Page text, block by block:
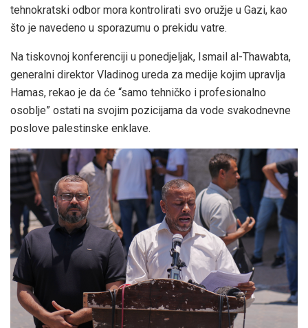
tehnokratski odbor mora kontrolirati svo oružje u Gazi, kao
što je navedeno u sporazumu o prekidu vatre.
Na tiskovnoj konferenciji u ponedjeljak, Ismail al-Thawabta,
generalni direktor Vladinog ureda za medije kojim upravlja
Hamas, rekao je da će “samo tehničko i profesionalno
osoblje” ostati na svojim pozicijama da vode svakodnevne
poslove palestinske enklave.